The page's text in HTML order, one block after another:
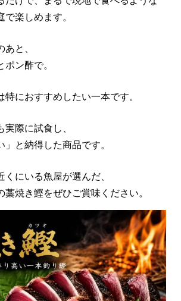
楽しめます。
と、
ン酢で。
におすすめしたい一本です。
際に試食し、
」と納得した商品です。
にいる魚屋が選んだ、
焼き鰹をぜひご賞味ください。